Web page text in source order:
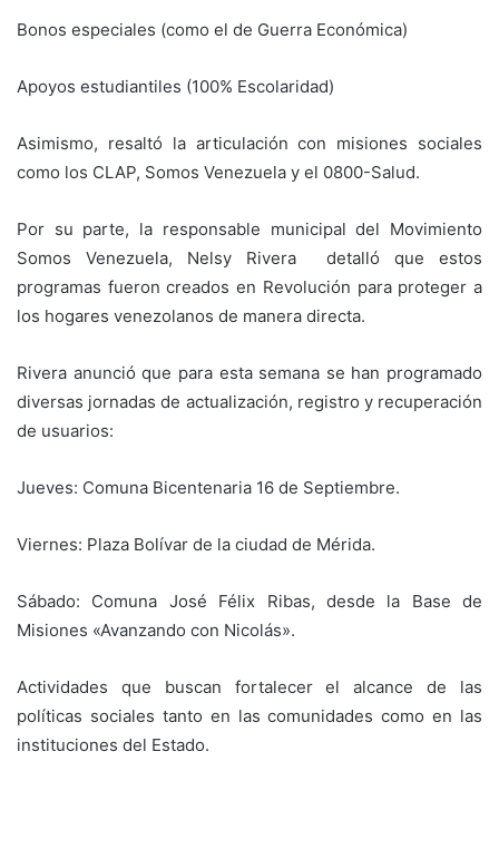
​Bonos especiales (como el de Guerra Económica)
​Apoyos estudiantiles (100% Escolaridad)
​Asimismo, resaltó la articulación con misiones sociales
como los CLAP, Somos Venezuela y el 0800-Salud.
​Por su parte, la responsable municipal del Movimiento
Somos Venezuela, Nelsy Rivera detalló que estos
programas fueron creados en Revolución para proteger a
los hogares venezolanos de manera directa.
Rivera anunció que para esta semana se han programado
diversas jornadas de actualización, registro y recuperación
de usuarios:
​Jueves: Comuna Bicentenaria 16 de Septiembre.
​Viernes: Plaza Bolívar de la ciudad de Mérida.
​Sábado: Comuna José Félix Ribas, desde la Base de
Misiones «Avanzando con Nicolás».
Actividades que buscan fortalecer el alcance de las
políticas sociales tanto en las comunidades como en las
instituciones del Estado.